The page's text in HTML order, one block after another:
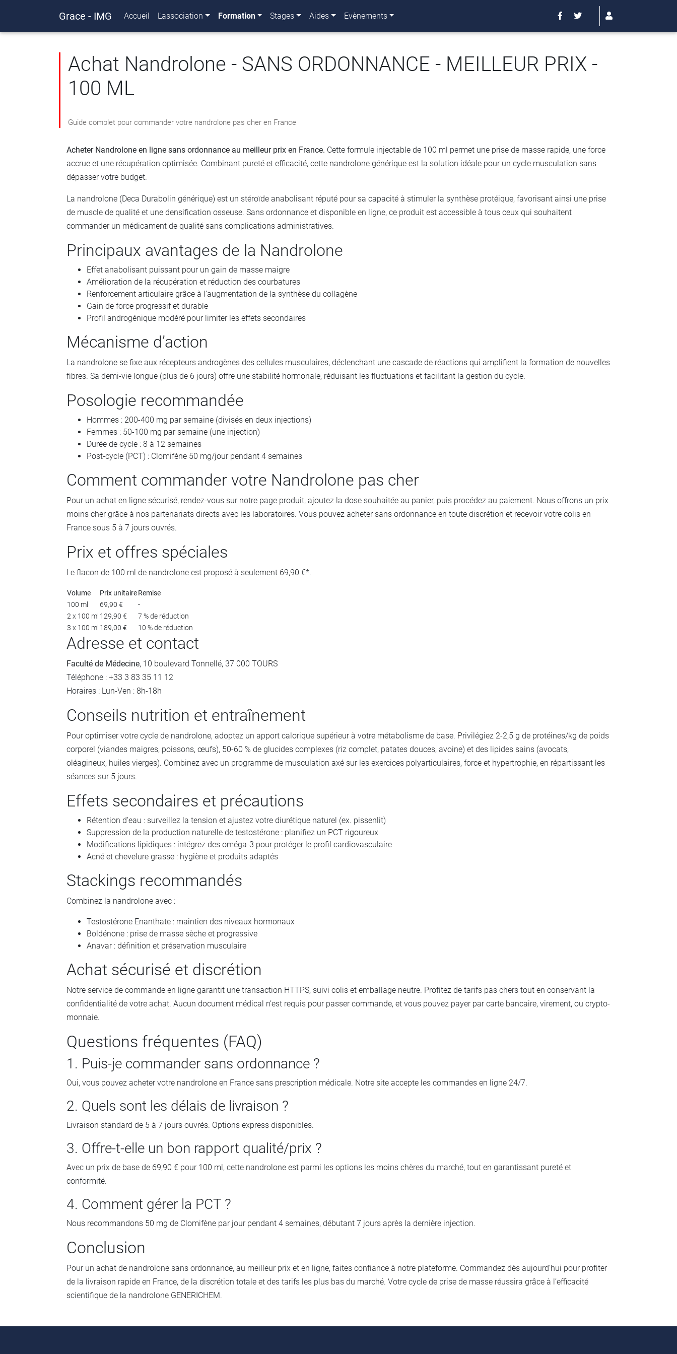
Grace - IMG Accueil L'association Formation Stages Aides Evènements
Achat Nandrolone - SANS ORDONNANCE - MEILLEUR PRIX -
100 ML
Guide complet pour commander votre nandrolone pas cher en France
Acheter Nandrolone en ligne sans ordonnance au meilleur prix en France. Cette formule injectable de 100 ml permet une prise de masse rapide, une force
accrue et une récupération optimisée. Combinant pureté et efficacité, cette nandrolone générique est la solution idéale pour un cycle musculation sans
dépasser votre budget.
La nandrolone (Deca Durabolin générique) est un stéroïde anabolisant réputé pour sa capacité à stimuler la synthèse protéique, favorisant ainsi une prise
de muscle de qualité et une densification osseuse. Sans ordonnance et disponible en ligne, ce produit est accessible à tous ceux qui souhaitent
commander un médicament de qualité sans complications administratives.
Principaux avantages de la Nandrolone
Effet anabolisant puissant pour un gain de masse maigre
Amélioration de la récupération et réduction des courbatures
Renforcement articulaire grâce à l’augmentation de la synthèse du collagène
Gain de force progressif et durable
Profil androgénique modéré pour limiter les effets secondaires
Mécanisme d’action
La nandrolone se fixe aux récepteurs androgènes des cellules musculaires, déclenchant une cascade de réactions qui amplifient la formation de nouvelles
fibres. Sa demi-vie longue (plus de 6 jours) offre une stabilité hormonale, réduisant les fluctuations et facilitant la gestion du cycle.
Posologie recommandée
Hommes : 200-400 mg par semaine (divisés en deux injections)
Femmes : 50-100 mg par semaine (une injection)
Durée de cycle : 8 à 12 semaines
Post-cycle (PCT) : Clomifène 50 mg/jour pendant 4 semaines
Comment commander votre Nandrolone pas cher
Pour un achat en ligne sécurisé, rendez-vous sur notre page produit, ajoutez la dose souhaitée au panier, puis procédez au paiement. Nous offrons un prix
moins cher grâce à nos partenariats directs avec les laboratoires. Vous pouvez acheter sans ordonnance en toute discrétion et recevoir votre colis en
France sous 5 à 7 jours ouvrés.
Prix et offres spéciales
Le flacon de 100 ml de nandrolone est proposé à seulement 69,90 €*.
Volume Prix unitaireRemise
100 ml
69,90 €
-
2 x 100 ml 129,90 €
7 % de réduction
3 x 100 ml 189,00 € 10 % de réduction
Adresse et contact
Faculté de Médecine, 10 boulevard Tonnellé, 37 000 TOURS
Téléphone : +33 3 83 35 11 12
Horaires : Lun-Ven : 8h-18h
Conseils nutrition et entraînement
Pour optimiser votre cycle de nandrolone, adoptez un apport calorique supérieur à votre métabolisme de base. Privilégiez 2-2,5 g de protéines/kg de poids
corporel (viandes maigres, poissons, œufs), 50-60 % de glucides complexes (riz complet, patates douces, avoine) et des lipides sains (avocats,
oléagineux, huiles vierges). Combinez avec un programme de musculation axé sur les exercices polyarticulaires, force et hypertrophie, en répartissant les
séances sur 5 jours.
Effets secondaires et précautions
Rétention d’eau : surveillez la tension et ajustez votre diurétique naturel (ex. pissenlit)
Suppression de la production naturelle de testostérone : planifiez un PCT rigoureux
Modifications lipidiques : intégrez des oméga-3 pour protéger le profil cardiovasculaire
Acné et chevelure grasse : hygiène et produits adaptés
Stackings recommandés
Combinez la nandrolone avec :
Testostérone Enanthate : maintien des niveaux hormonaux
Boldénone : prise de masse sèche et progressive
Anavar : définition et préservation musculaire
Achat sécurisé et discrétion
Notre service de commande en ligne garantit une transaction HTTPS, suivi colis et emballage neutre. Profitez de tarifs pas chers tout en conservant la
confidentialité de votre achat. Aucun document médical n’est requis pour passer commande, et vous pouvez payer par carte bancaire, virement, ou crypto-
monnaie.
Questions fréquentes (FAQ)
1. Puis-je commander sans ordonnance ?
Oui, vous pouvez acheter votre nandrolone en France sans prescription médicale. Notre site accepte les commandes en ligne 24/7.
2. Quels sont les délais de livraison ?
Livraison standard de 5 à 7 jours ouvrés. Options express disponibles.
3. Offre-t-elle un bon rapport qualité/prix ?
Avec un prix de base de 69,90 € pour 100 ml, cette nandrolone est parmi les options les moins chères du marché, tout en garantissant pureté et
conformité.
4. Comment gérer la PCT ?
Nous recommandons 50 mg de Clomifène par jour pendant 4 semaines, débutant 7 jours après la dernière injection.
Conclusion
Pour un achat de nandrolone sans ordonnance, au meilleur prix et en ligne, faites confiance à notre plateforme. Commandez dès aujourd’hui pour profiter
de la livraison rapide en France, de la discrétion totale et des tarifs les plus bas du marché. Votre cycle de prise de masse réussira grâce à l’efficacité
scientifique de la nandrolone GENERICHEM.